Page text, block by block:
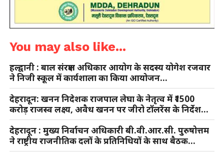
You may also like...
हल्द्वानी : बाल संरक्षण अधिकार आयोग के सदस्य योगेश रजवार
ने निजी स्कूल में कार्यशाला का किया आयोजन…
देहरादून: खनन निदेशक राजपाल लेघा के नेतृत्व में ₹1500
करोड़ राजस्व लक्ष्य, अवैध खनन पर जीरो टॉलरेंस के निर्देश…
देहरादून : मुख्य निर्वाचन अधिकारी बी.वी.आर.सी. पुरुषोत्तम
ने राष्ट्रीय राजनीतिक दलों के प्रतिनिधियों के साथ बैठक…